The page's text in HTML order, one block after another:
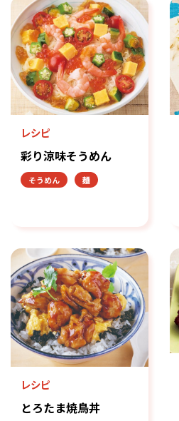
レシピ
彩り涼味そうめん
そうめん 麺
レシピ
とろたま焼鳥丼